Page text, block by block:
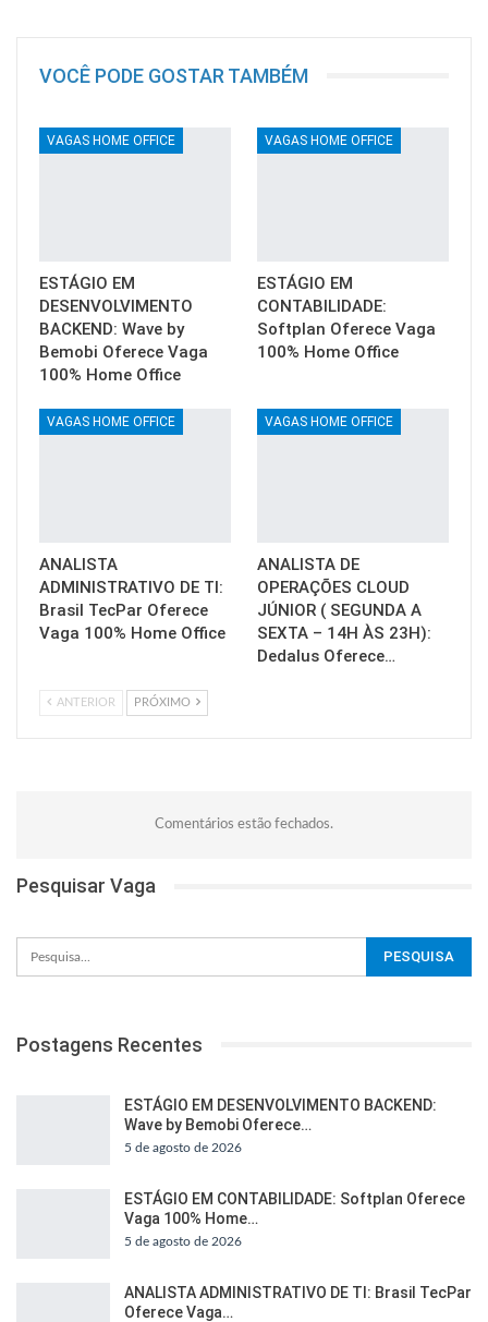
VOCÊ PODE GOSTAR TAMBÉM
VAGAS HOME OFFICE
ESTÁGIO EM
DESENVOLVIMENTO
BACKEND: Wave by
Bemobi Oferece Vaga
100% Home Office
VAGAS HOME OFFICE
ESTÁGIO EM
CONTABILIDADE:
Softplan Oferece Vaga
100% Home Office
VAGAS HOME OFFICE
ANALISTA
ADMINISTRATIVO DE TI:
Brasil TecPar Oferece
Vaga 100% Home Office
VAGAS HOME OFFICE
ANALISTA DE
OPERAÇÕES CLOUD
JÚNIOR ( SEGUNDA A
SEXTA – 14H ÀS 23H):
Dedalus Oferece…
ANTERIOR PRÓXIMO
Comentários estão fechados.
Pesquisar Vaga
Postagens Recentes
ESTÁGIO EM DESENVOLVIMENTO BACKEND:
Wave by Bemobi Oferece…
5 de agosto de 2026
ESTÁGIO EM CONTABILIDADE: Softplan Oferece
Vaga 100% Home…
5 de agosto de 2026
ANALISTA ADMINISTRATIVO DE TI: Brasil TecPar
Oferece Vaga…